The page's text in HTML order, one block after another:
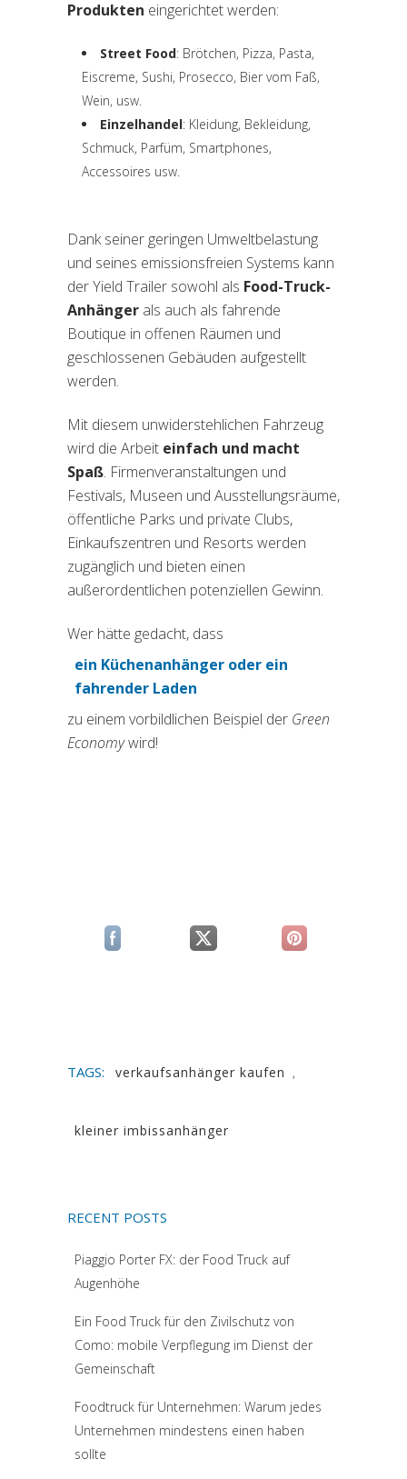
Produkten eingerichtet werden:
Street Food: Brötchen, Pizza, Pasta,
Eiscreme, Sushi, Prosecco, Bier vom Faß,
Wein, usw.
Einzelhandel: Kleidung, Bekleidung,
Schmuck, Parfüm, Smartphones,
Accessoires usw.
Dank seiner geringen Umweltbelastung
und seines emissionsfreien Systems kann
der Yield Trailer sowohl als Food-Truck-
Anhänger als auch als fahrende
Boutique in offenen Räumen und
geschlossenen Gebäuden aufgestellt
werden.
Mit diesem unwiderstehlichen Fahrzeug
wird die Arbeit einfach und macht
Spaß. Firmenveranstaltungen und
Festivals, Museen und Ausstellungsräume,
öffentliche Parks und private Clubs,
Einkaufszentren und Resorts werden
zugänglich und bieten einen
außerordentlichen potenziellen Gewinn.
Wer hätte gedacht, dass
ein Küchenanhänger oder ein
fahrender Laden
zu einem vorbildlichen Beispiel der Green
Economywird!
(si apre in una nuova scheda)
(si apre in una nuova scheda)
(si apre in una
TAGS: verkaufsanhänger kaufen ,
kleiner imbissanhänger
RECENT POSTS
Piaggio Porter FX: der Food Truck auf
Augenhöhe
Ein Food Truck für den Zivilschutz von
Como: mobile Verpflegung im Dienst der
Gemeinschaft
Foodtruck für Unternehmen: Warum jedes
Unternehmen mindestens einen haben
sollte